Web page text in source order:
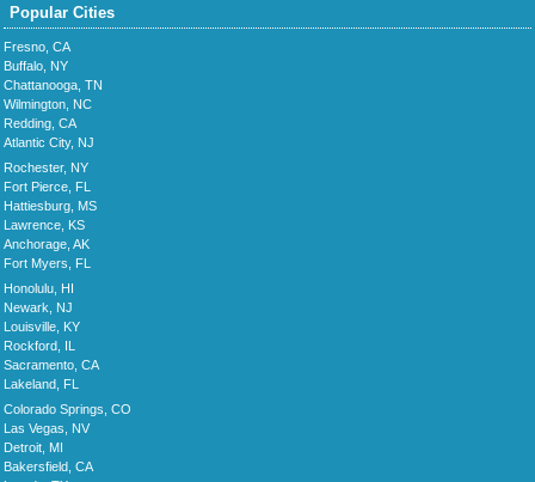
Popular Cities
Fresno, CA
Buffalo, NY
Chattanooga, TN
Wilmington, NC
Redding, CA
Atlantic City, NJ
Rochester, NY
Fort Pierce, FL
Hattiesburg, MS
Lawrence, KS
Anchorage, AK
Fort Myers, FL
Honolulu, HI
Newark, NJ
Louisville, KY
Rockford, IL
Sacramento, CA
Lakeland, FL
Colorado Springs, CO
Las Vegas, NV
Detroit, MI
Bakersfield, CA